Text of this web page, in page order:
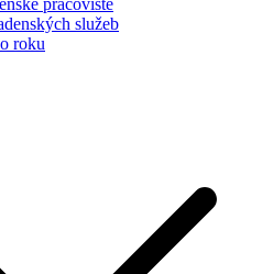
pracoviště
služeb
roku